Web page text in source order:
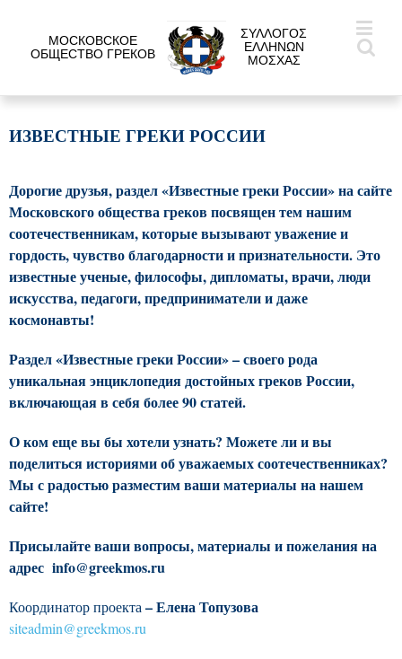
МОСКОВСКОЕ
ОБЩЕСТВО ГРЕКОВ
ΣΥΛΛΟΓΟΣ
ΕΛΛΗΝΩΝ
ΜΟΣΧΑΣ
ИЗВЕСТНЫЕ ГРЕКИ РОССИИ
Дорогие друзья, раздел «Известные греки России» на сайте
Московского общества греков посвящен тем нашим
соотечественникам, которые вызывают уважение и
гордость, чувство благодарности и признательности. Это
известные ученые, философы, дипломаты, врачи, люди
искусства, педагоги, предприниматели и даже
космонавты!
Раздел«Известные греки России»– своего рода
уникальная энциклопедия достойных греков России,
включающая в себя более 90 статей.
О ком еще вы бы хотели узнать? Можете ли и вы
поделиться историями об уважаемых соотечественниках?
Мы с радостью разместим ваши материалы на нашем
сайте!
Присылайте ваши вопросы, материалы и пожелания на
адрес info@greekmos.ru
Координатор проекта – Елена Топузова
siteadmin@greekmos.ru